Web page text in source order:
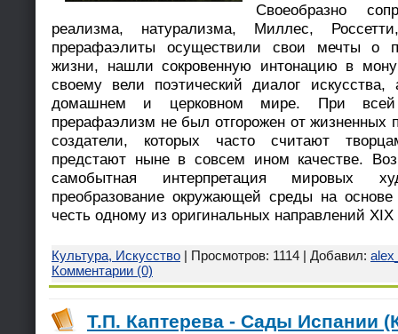
Своеобразно
реализма, натурализма, Миллес,
прерафаэлиты осуществили свои мечты о
жизни, нашли сокровенную интонацию в
своему вели поэтический диалог искусства,
домашнем и церковном мире. При всей
прерафаэлизм не был отгорожен от жизненных
создатели, которых часто считают
предстают ныне в совсем ином качестве.
самобытная интерпретация мировых
преобразование окружающей среды на
честь одному из оригинальных направлений XIX
Культура, Искусство | Просмотров: 1114 | Добавил:
Комментарии (0)
Т.П. Каптерева - Сады Испании